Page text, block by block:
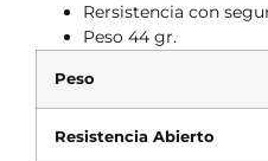
Rersistencia con
Peso 44 gr.
Peso
Resistencia Abierto